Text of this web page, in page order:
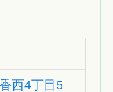
西4丁目5